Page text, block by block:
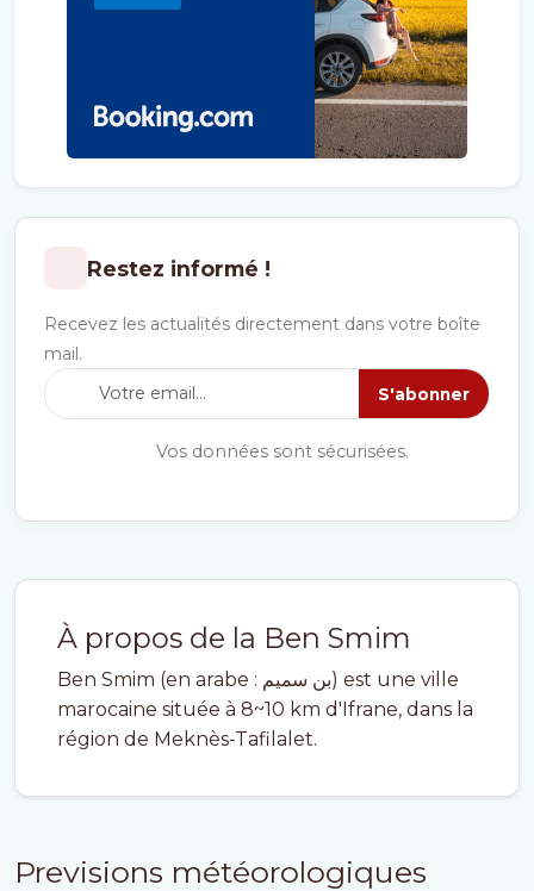
À propos de la Ben Smim
Ben Smim (en arabe : بن سميم) est une ville
marocaine située à 8~10 km d'Ifrane, dans la
région de Meknès-Tafilalet.
Previsions météorologiques
Restez informé !
Recevez les actualités directement dans votre boîte
mail.
S'abonner
Vos données sont sécurisées.